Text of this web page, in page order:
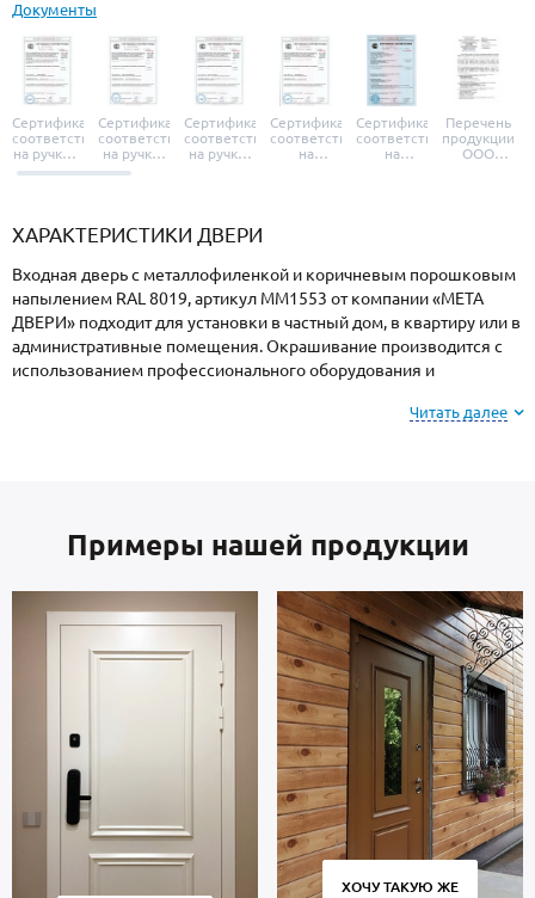
Документы
Сертификат
соответствия
на ручки и
броненакладки
Сертификат
соответствия
на ручки-
защелки
Сертификат
соответствия
на ручки-
Сертификат
соответствия
на
Сертификат
соответствия
на
Перечень
продукции
ООО
ХАРАКТЕРИСТИКИ ДВЕРИ
Входная дверь с металлофиленкой и коричневым порошковым
напылением RAL 8019, артикул ММ1553 от компании «МЕТА
ДВЕРИ» подходит для установки в частный дом, в квартиру или в
административные помещения. Окрашивание производится с
использованием профессионального оборудования и
повышенную устойчивость к сколам и царапинам, перепадам
цвет и фактурупорошкового напыления из
образцов у замерщика.
Каркас коробки и полотно — стальные листы и многоконтурный
профиль отечественного производства, толщиной 2 мм.
Внутренняя сторона: МДФ. Взломостойкие замки входят в
комплект.
В полости створки имеется теплоизоляционный материал
пеноплекс. Уплотнение: 2 контура для дополнительной
шумоизоляции.
Дверь порошок рассчитана на длительную эксплуатацию и
сохраняет работоспособность в течение 10 тысяч циклов
Читать далее
Примеры нашей продукции
ХОЧУ ТАКУЮ ЖЕ